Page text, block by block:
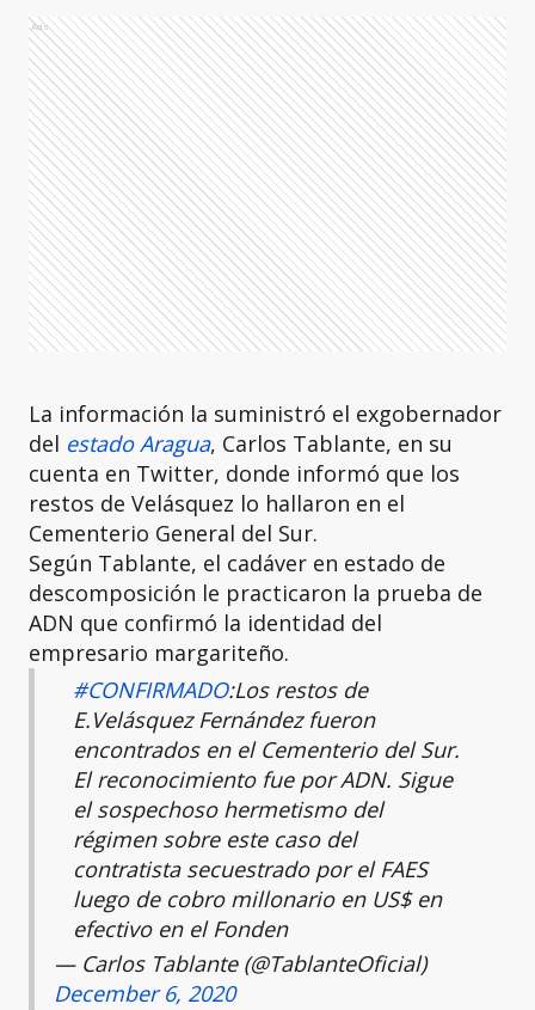
Ads
La información la suministró el exgobernador
del estado Aragua, Carlos Tablante, en su
cuenta en Twitter, donde informó que los
restos de Velásquez lo hallaron en el
Cementerio General del Sur.
Según Tablante, el cadáver en estado de
descomposición le practicaron la prueba de
ADN que confirmó la identidad del
empresario margariteño.
#CONFIRMADO:Los restos de
E.Velásquez Fernández fueron
encontrados en el Cementerio del Sur.
El reconocimiento fue por ADN. Sigue
el sospechoso hermetismo del
régimen sobre este caso del
contratista secuestrado por el FAES
luego de cobro millonario en US$ en
efectivo en el Fonden
— Carlos Tablante (@TablanteOficial)
December 6, 2020